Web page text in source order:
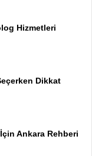
Hizmetleri
Dikkat
Ankara Rehberi